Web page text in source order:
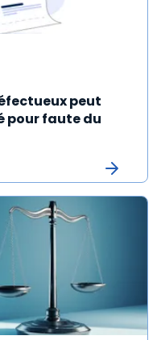
peut
pour faute du